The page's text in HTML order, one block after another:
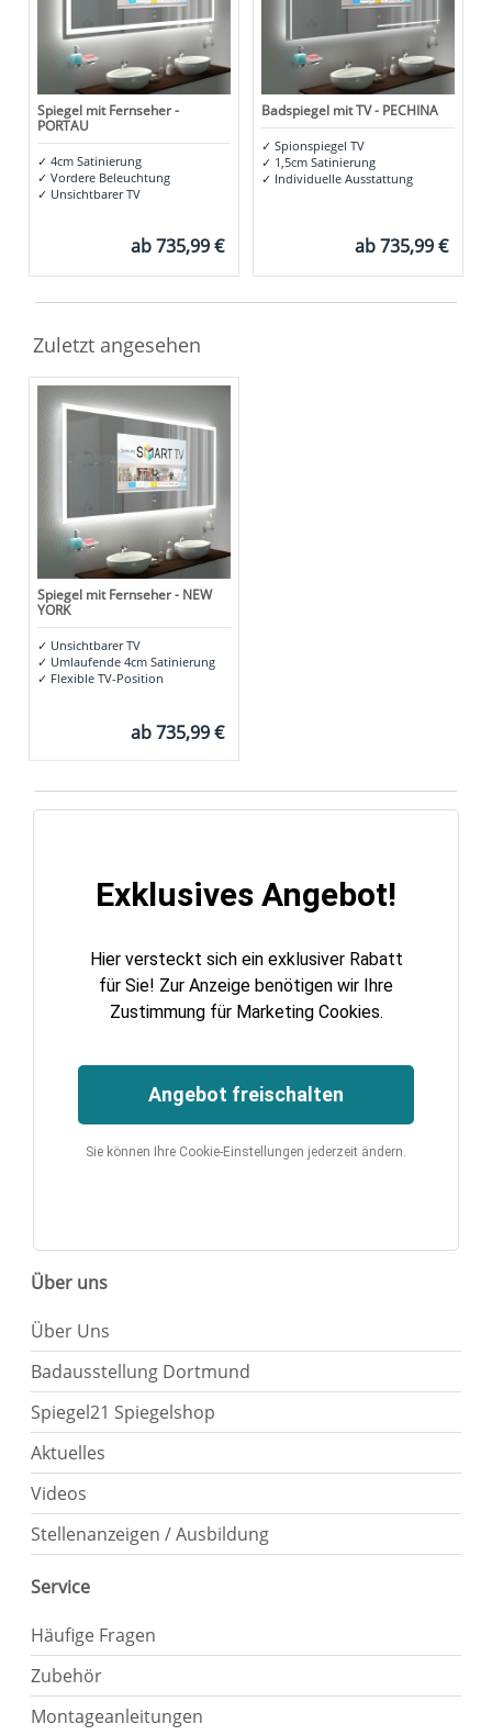
Spiegel mit Fernseher -
PORTAU
✓ 4cm Satinierung
✓ Vordere Beleuchtung
✓ Unsichtbarer TV
ab735,99 €
Badspiegel mit TV - PECHINA
✓ Spionspiegel TV
✓ 1,5cm Satinierung
✓ Individuelle Ausstattung
ab735,99 €
Zuletzt angesehen
Spiegel mit Fernseher - NEW
YORK
✓ Unsichtbarer TV
✓ Umlaufende 4cm Satinierung
✓ Flexible TV-Position
ab735,99 €
Exklusives Angebot!
Hier versteckt sich ein exklusiver Rabatt
für Sie! Zur Anzeige benötigen wir Ihre
Zustimmung für Marketing Cookies.
Angebot freischalten
Sie können Ihre Cookie-Einstellungen jederzeit ändern.
Über uns
Über Uns
Badausstellung Dortmund
Spiegel21 Spiegelshop
Aktuelles
Videos
Stellenanzeigen / Ausbildung
Service
Häufige Fragen
Zubehör
Montageanleitungen